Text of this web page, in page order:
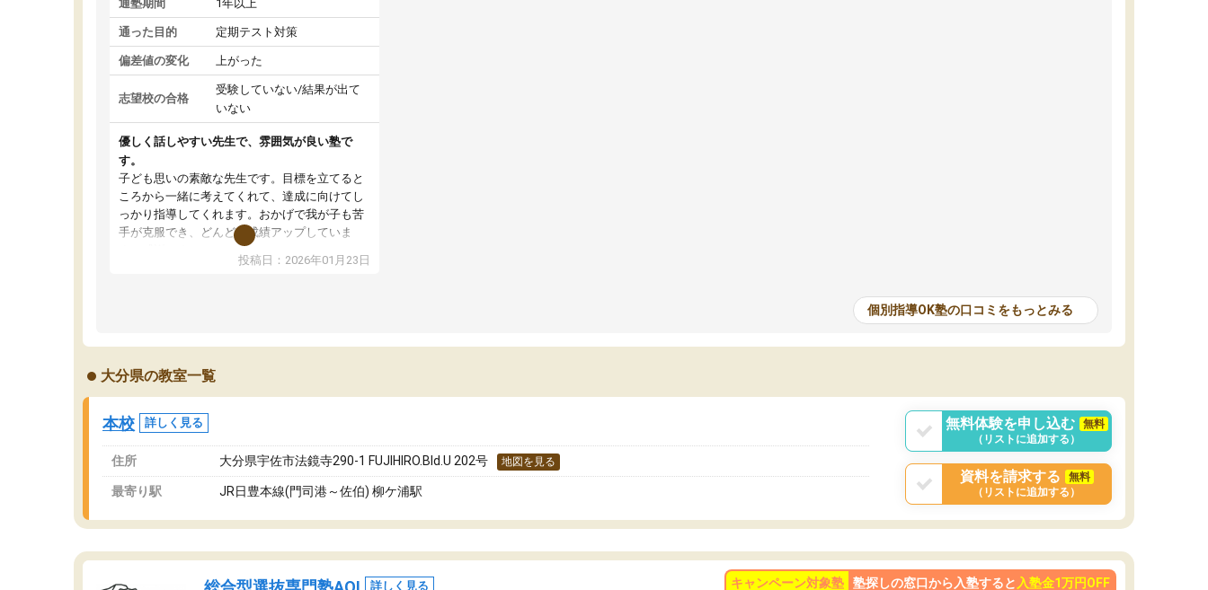
通塾期間 1年以上
通った目的 定期テスト対策
偏差値の変化 上がった
志望校の合格
受験していない/結果が出て
いない
優しく話しやすい先生で、雰囲気が良い塾で
す。
子ども思いの素敵な先生です。目標を立てると
ころから一緒に考えてくれて、達成に向けてし
っかり指導してくれます。おかげで我が子も苦
手が克服でき、どんどん成績アップしていま
投稿日：2026年01月23日
個別指導OK塾の口コミをもっとみる
大分県の教室一覧
本校 詳しく見る
住所 大分県宇佐市法鏡寺290-1 FUJIHIRO.Bld.U 202号 地図を見る
最寄り駅 JR日豊本線(門司港～佐伯) 柳ケ浦駅
無料体験を申し込む
無料
（リストに追加する）
資料を請求する
無料
（リストに追加する）
キャンペーン対象塾 塾探しの窓口から入塾すると 入塾金1万円OFF
詳しく見る